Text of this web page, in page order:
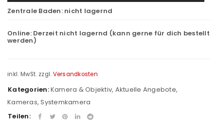
Zentrale Baden: nicht lagernd
Online: Derzeit nicht lagernd (kann gerne für dich bestellt
werden)
inkl. MwSt. zzgl. Versandkosten
Kategorien:Kamera & Objektiv, Aktuelle Angebote,
Kameras,Systemkamera
Teilen: